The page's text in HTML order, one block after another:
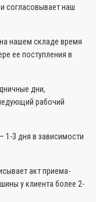
согласовывает наш
нашем складе время
ее поступления в
дни,
рабочий
1-3 дня в зависимости
акт приема-
у клиента более 2-